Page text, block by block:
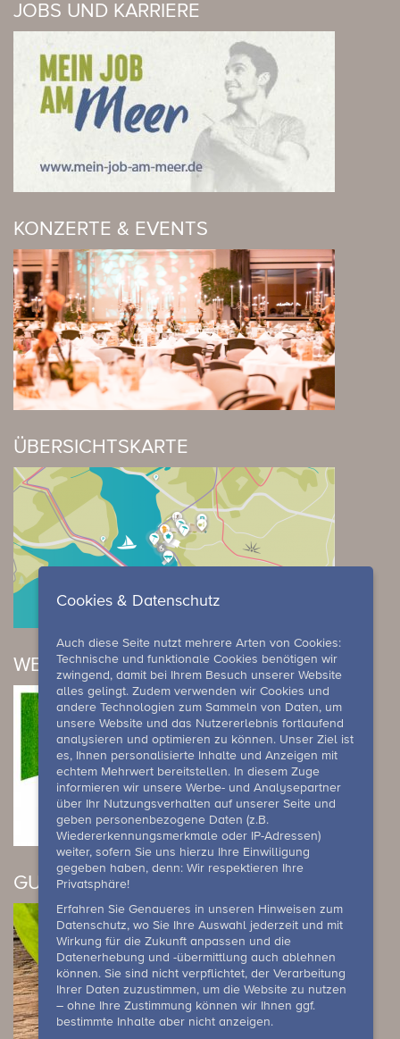
JOBS UND KARRIERE
KONZERTE & EVENTS
ÜBERSICHTSKARTE
WELLNESS ANGEBOTE
GUTSCHEIN
Cookies & Datenschutz
Auch diese Seite nutzt mehrere Arten von Cookies:
Technische und funktionale Cookies benötigen wir
zwingend, damit bei Ihrem Besuch unserer Website
alles gelingt. Zudem verwenden wir Cookies und
andere Technologien zum Sammeln von Daten, um
unsere Website und das Nutzererlebnis fortlaufend
analysieren und optimieren zu können. Unser Ziel ist
es, Ihnen personalisierte Inhalte und Anzeigen mit
echtem Mehrwert bereitstellen. In diesem Zuge
informieren wir unsere Werbe- und Analysepartner
über Ihr Nutzungsverhalten auf unserer Seite und
geben personenbezogene Daten (z.B.
Wiedererkennungsmerkmale oder IP-Adressen)
weiter, sofern Sie uns hierzu Ihre Einwilligung
gegeben haben, denn: Wir respektieren Ihre
Privatsphäre!
Erfahren Sie Genaueres in unseren Hinweisen zum
Datenschutz, wo Sie Ihre Auswahl jederzeit und mit
Wirkung für die Zukunft anpassen und die
Datenerhebung und -übermittlung auch ablehnen
können. Sie sind nicht verpflichtet, der Verarbeitung
Ihrer Daten zuzustimmen, um die Website zu nutzen
– ohne Ihre Zustimmung können wir Ihnen ggf.
bestimmte Inhalte aber nicht anzeigen.